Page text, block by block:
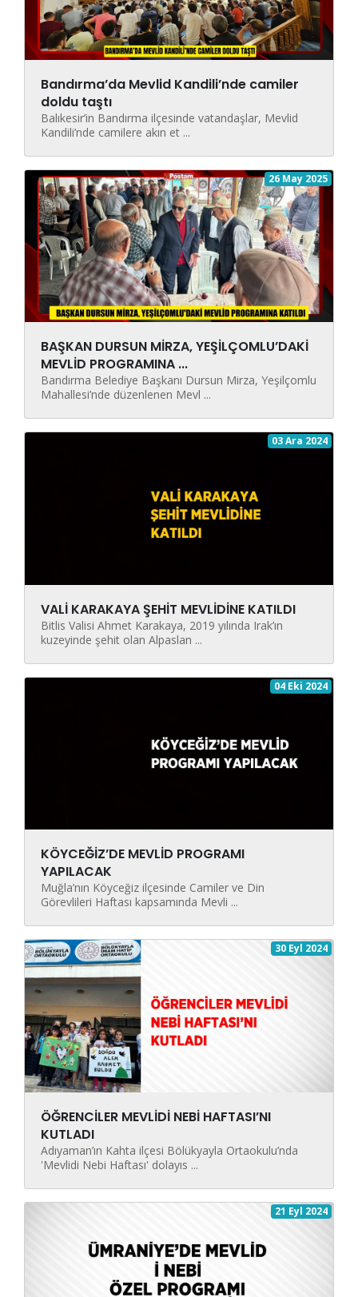
Bandırma’da Mevlid Kandili’nde camiler
doldu taştı
Balıkesir’in Bandırma ilçesinde vatandaşlar, Mevlid
Kandili’nde camilere akın et ...
26 May 2025
BAŞKAN DURSUN MİRZA, YEŞİLÇOMLU’DAKİ
MEVLİD PROGRAMINA ...
Bandırma Belediye Başkanı Dursun Mirza, Yeşilçomlu
Mahallesi’nde düzenlenen Mevl ...
03 Ara 2024
VALİ KARAKAYA ŞEHİT MEVLİDİNE KATILDI
Bitlis Valisi Ahmet Karakaya, 2019 yılında Irak’ın
kuzeyinde şehit olan Alpaslan ...
04 Eki 2024
KÖYCEĞİZ’DE MEVLİD PROGRAMI
YAPILACAK
Muğla’nın Köyceğiz ilçesinde Camiler ve Din
Görevlileri Haftası kapsamında Mevli ...
30 Eyl 2024
ÖĞRENCİLER MEVLİDİ NEBİ HAFTASI’NI
KUTLADI
Adıyaman’ın Kahta ilçesi Bölükyayla Ortaokulu’nda
'Mevlidi Nebi Haftası' dolayıs ...
21 Eyl 2024